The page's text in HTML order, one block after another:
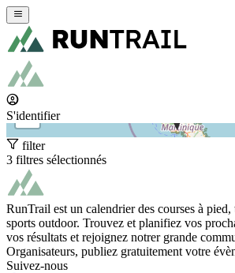
S'identifier
+
−
filter
3 filtres sélectionnés
RunTrail est un calendrier des courses à
sports outdoor. Trouvez et planifiez vos
vos résultats et rejoignez notrer grande
Organisateurs, publiez gratuitement votre
Suivez-nous